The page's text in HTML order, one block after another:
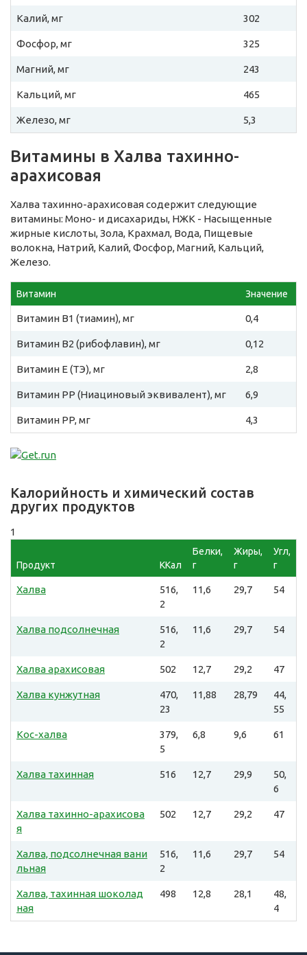
Калий, мг 302
Фосфор, мг 325
Магний, мг 243
Кальций, мг 465
Железо, мг 5,3
Витамины в Халва тахинно-
арахисовая
Халва тахинно-арахисовая содержит следующие
витамины: Моно- и дисахариды, НЖК - Насыщенные
жирные кислоты, Зола, Крахмал, Вода, Пищевые
волокна, Натрий, Калий, Фосфор, Магний, Кальций,
Железо.
Витамин Значение
Витамин B1 (тиамин), мг 0,4
Витамин B2 (рибофлавин), мг 0,12
Витамин E (ТЭ), мг 2,8
Витамин PP (Ниациновый эквивалент), мг 6,9
Витамин PP, мг 4,3
Калорийность и химический состав
других продуктов
1
Продукт ККал
Белки,
г
Жиры,
г
Угл,
г
Халва
516,
2
11,6 29,7 54
Халва подсолнечная
516,
2
11,6 29,7 54
Халва арахисовая 502 12,7 29,2 47
Халва кунжутная
470,
23
11,88 28,79
44,
55
Кос-халва
379,
5
6,8 9,6 61
Халва тахинная 516 12,7 29,9
50,
6
Халва тахинно-арахисова
я
502 12,7 29,2 47
Халва, подсолнечная вани
льная
516,
2
11,6 29,7 54
Халва, тахинная шоколад
ная
498 12,8 28,1
48,
4